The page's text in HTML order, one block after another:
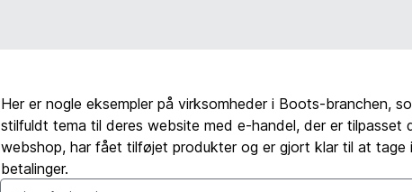
Her er nogle eksempler på virksomheder i Boots-branchen,
stilfuldt tema til deres website med e-handel, der er tilpasset
webshop, har fået tilføjet produkter og er gjort klar til at tage
betalinger.